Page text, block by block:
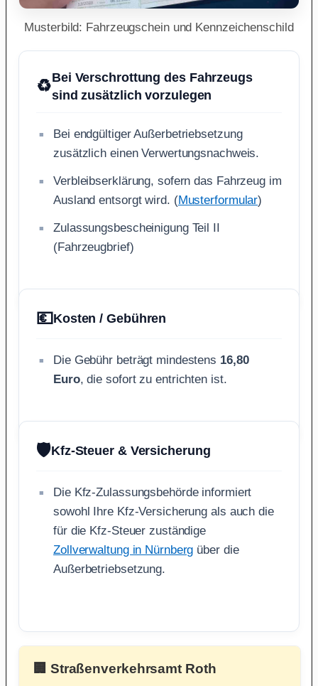
Musterbild: Fahrzeugschein und Kennzeichenschild
♻️Bei Verschrottung des Fahrzeugs
sind zusätzlich vorzulegen
Bei endgültiger Außerbetriebsetzung
zusätzlich einen Verwertungsnachweis.
Verbleibserklärung, sofern das Fahrzeug im
Ausland entsorgt wird. (Musterformular)
Zulassungsbescheinigung Teil II
(Fahrzeugbrief)
💶Kosten / Gebühren
Die Gebühr beträgt mindestens 16,80
Euro, die sofort zu entrichten ist.
🛡️Kfz-Steuer & Versicherung
Die Kfz-Zulassungsbehörde informiert
sowohl Ihre Kfz-Versicherung als auch die
für die Kfz-Steuer zuständige
Zollverwaltung in Nürnberg über die
Außerbetriebsetzung.
🏢 Straßenverkehrsamt Roth